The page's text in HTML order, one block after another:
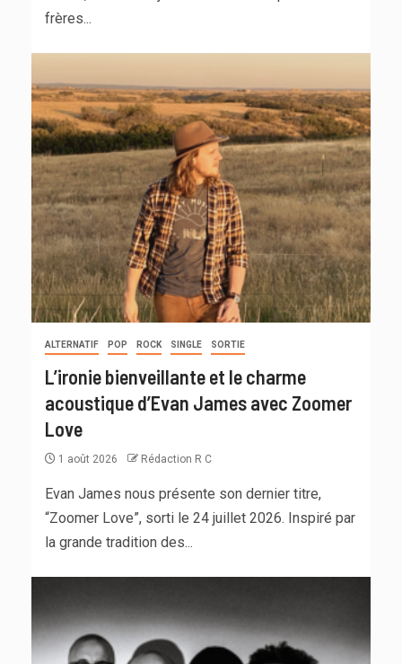
frères...
ALTERNATIF POP ROCK SINGLE SORTIE
L’ironie bienveillante et le charme
acoustique d’Evan James avec Zoomer
Love
1 août 2026 Rédaction R C
Evan James nous présente son dernier titre,
“Zoomer Love”, sorti le 24 juillet 2026. Inspiré par
la grande tradition des...